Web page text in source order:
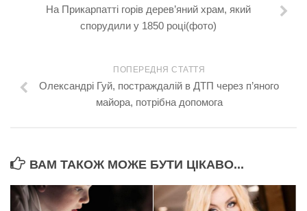
На Прикарпатті горів дерев’яний храм, який
спорудили у 1850 році(фото)
ПОПЕРЕДНЯ СТАТТЯ
Олександрі Гуй, постраждалій в ДТП через п’яного
майора, потрібна допомога
ВАМ ТАКОЖ МОЖЕ БУТИ ЦІКАВО...